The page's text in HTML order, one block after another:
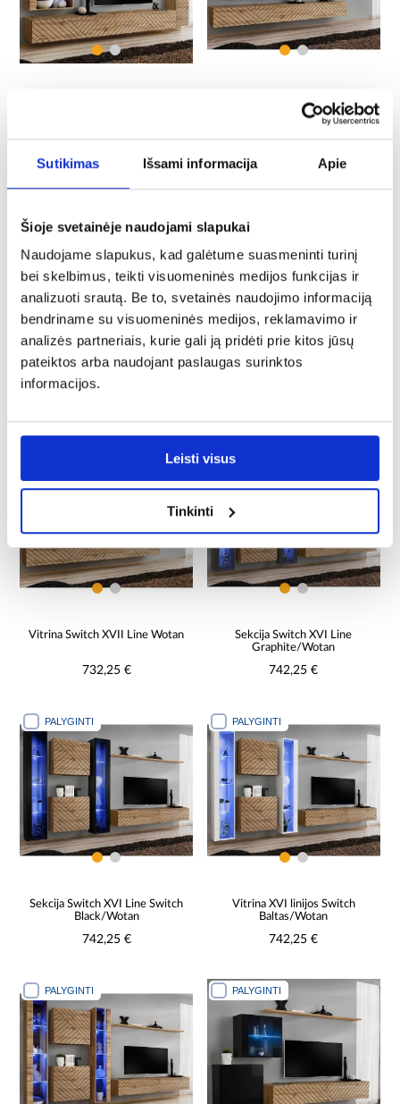
Sutikimas Išsami informacija Apie
Šioje svetainėje naudojami slapukai
Naudojame slapukus, kad galėtume suasmeninti turinį
bei skelbimus, teikti visuomeninės medijos funkcijas ir
analizuoti srautą. Be to, svetainės naudojimo informaciją
bendriname su visuomeninės medijos, reklamavimo ir
analizės partneriais, kurie gali ją pridėti prie kitos jūsų
pateiktos arba naudojant paslaugas surinktos
informacijos.
Leisti visus
Tinkinti
Wotan/Graphite
Sekcija Switch XVII Line
Wotan/juoda
Vitrina Switch XVII Line
Vitrina Switch XVII Line Wotan
732,25 €
Sekcija Switch XVI Line
Graphite/Wotan
742,25 €
PALYGINTI
Sekcija Switch XVI Line Switch
Black/Wotan
742,25 €
PALYGINTI
Vitrina XVI linijos Switch
Baltas/Wotan
742,25 €
PALYGINTI PALYGINTI